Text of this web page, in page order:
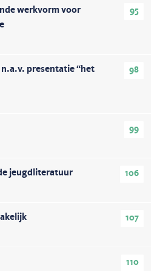
95
werkvorm voor
98
presentatie “het
99
106
jeugdliteratuur
107
110